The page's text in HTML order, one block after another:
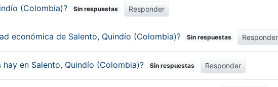
(Colombia)? Sin respuestas Responder
económica de Salento, Quindío (Colombia)? Sin respuestas Responder
en Salento, Quindío (Colombia)? Sin respuestas Responder